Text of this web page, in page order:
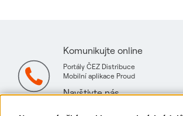
Komunikujte online
Portály ČEZ Distribuce
Mobilní aplikace Proud
Navštivte nás